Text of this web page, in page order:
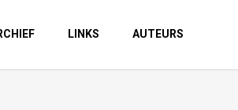
LINKS AUTEURS